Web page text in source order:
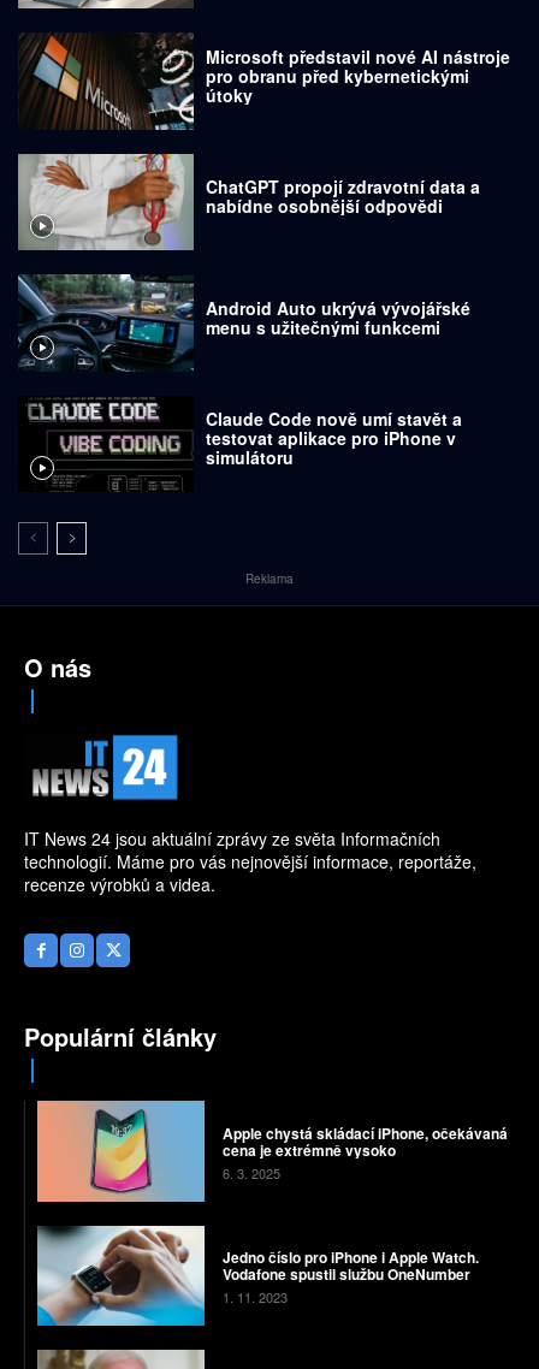
Microsoft představil nové AI nástroje
pro obranu před kybernetickými
útoky
ChatGPT propojí zdravotní data a
nabídne osobnější odpovědi
Android Auto ukrývá vývojářské
menu s užitečnými funkcemi
Claude Code nově umí stavět a
testovat aplikace pro iPhone v
simulátoru
Reklama
O nás
IT News 24 jsou aktuální zprávy ze světa Informačních
technologií. Máme pro vás nejnovější informace, reportáže,
recenze výrobků a videa.
Populární články
Apple chystá skládací iPhone, očekávaná
cena je extrémně vysoko
6. 3. 2025
Jedno číslo pro iPhone i Apple Watch.
Vodafone spustil službu OneNumber
1. 11. 2023